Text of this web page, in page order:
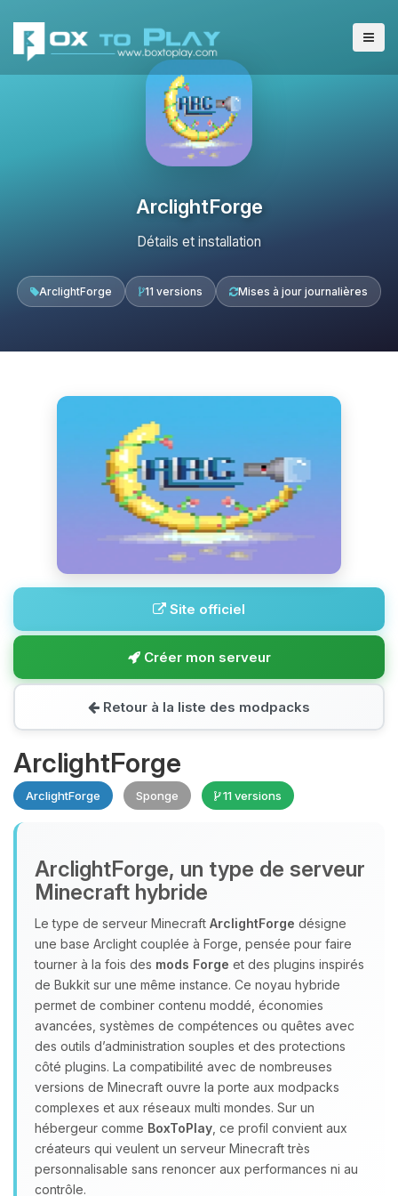
ArclightForge
Détails et installation
ArclightForge 11 versions Mises à jour journalières
Site officiel
Créer mon serveur
Retour à la liste des modpacks
ArclightForge
ArclightForge Sponge 11 versions
ArclightForge, un type de serveur
Minecraft hybride
Le type de serveur Minecraft ArclightForge désigne
une base Arclight couplée à Forge, pensée pour faire
tourner à la fois des mods Forge et des plugins inspirés
de Bukkit sur une même instance. Ce noyau hybride
permet de combiner contenu moddé, économies
avancées, systèmes de compétences ou quêtes avec
des outils d’administration souples et des protections
côté plugins. La compatibilité avec de nombreuses
versions de Minecraft ouvre la porte aux modpacks
complexes et aux réseaux multi mondes. Sur un
hébergeur comme BoxToPlay , ce profil convient aux
créateurs qui veulent un serveur Minecraft très
personnalisable sans renoncer aux performances ni au
contrôle.
Youpi, enfin quelqu’un pour me
parler ! Moi c’est Choupy, ton petit
assistant BoxToPlay. Dis-moi ce dont
tu as besoin et je vais remuer mes
petits circuits pour t’aider.